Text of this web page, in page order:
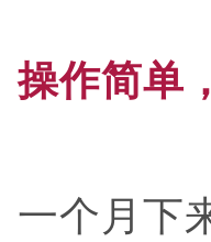
操作简单
一个月下